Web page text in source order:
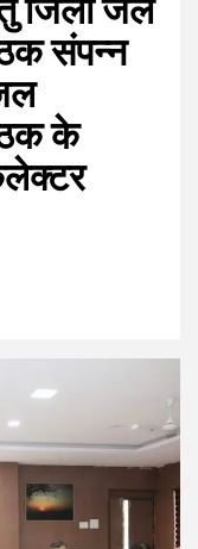
जिला जल
संपन्न
के